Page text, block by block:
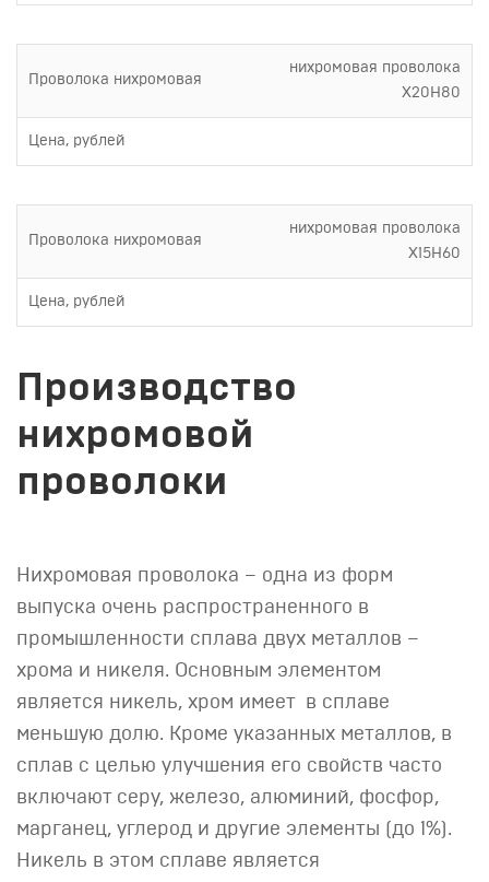
Проволока нихромовая
нихромовая проволока
Х20Н80
Цена, рублей
Проволока нихромовая
нихромовая проволока
Х15Н60
Цена, рублей
Производство
нихромовой
проволоки
Нихромовая проволока – одна из форм
выпуска очень распространенного в
промышленности сплава двух металлов –
хрома и никеля. Основным элементом
является никель, хром имеет в сплаве
меньшую долю. Кроме указанных металлов, в
сплав с целью улучшения его свойств часто
включают серу, железо, алюминий, фосфор,
марганец, углерод и другие элементы (до 1%).
Никель в этом сплаве является